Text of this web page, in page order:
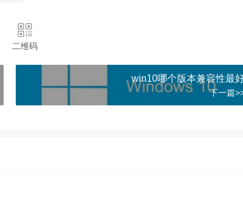
二维码
win10哪个版本兼容性最
下一篇